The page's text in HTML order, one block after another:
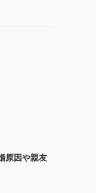
原因や親友